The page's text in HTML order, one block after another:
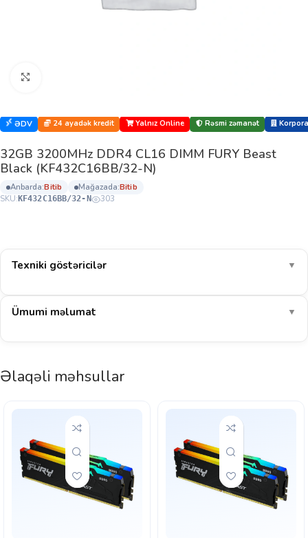
ƏDV 24 ayadək kredit Yalnız Online Rəsmi zəmanət
32GB 3200MHz DDR4 CL16 DIMM FURY Beast
Black (KF432C16BB/32-N)
anbarda: bi̇ti̇b mağazada: bi̇ti̇b
SKU: KF432C16BB/32-N 303
Texniki göstəricilər ▼
Ümumi məlumat ▼
Əlaqəli məhsullar